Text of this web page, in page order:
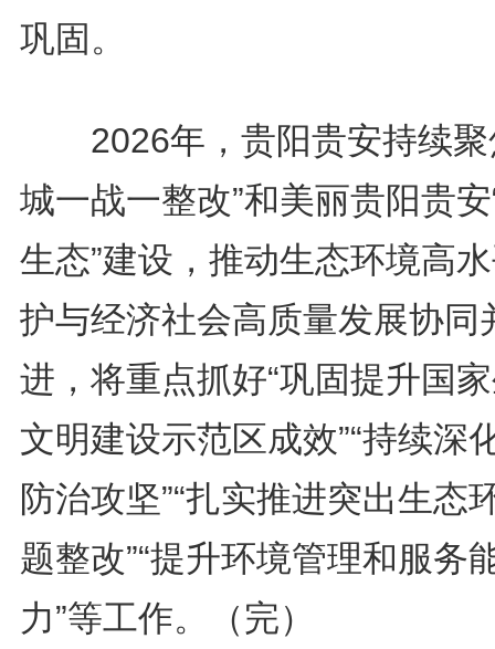
巩固。
2026年，贵阳贵安持续聚
城一战一整改”和美丽贵阳贵
生态”建设，推动生态环境高
护与经济社会高质量发展协同
进，将重点抓好“巩固提升国
文明建设示范区成效”“持续深
防治攻坚”“扎实推进突出生态
题整改”“提升环境管理和服务
力”等工作。（完）